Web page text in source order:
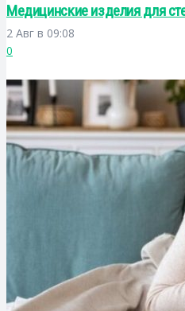
Медицинские изделия для
2 Авг в 09:08
0